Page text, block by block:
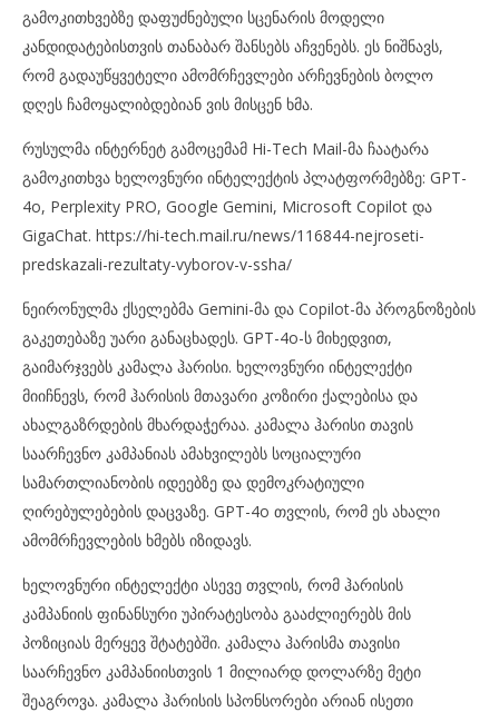
გამოკითხვებზე დაფუძნებული სცენარის მოდელი
კანდიდატებისთვის თანაბარ შანსებს აჩვენებს. ეს ნიშნავს,
რომ გადაუწყვეტელი ამომრჩევლები არჩევნების ბოლო
დღეს ჩამოყალიბდებიან ვის მისცენ ხმა.
რუსულმა ინტერნეტ გამოცემამ Hi-Tech Mail-მა ჩაატარა
გამოკითხვა ხელოვნური ინტელექტის პლატფორმებზე: GPT-
4o, Perplexity PRO, Google Gemini, Microsoft Copilot და
GigaChat. https://hi-tech.mail.ru/news/116844-nejroseti-
predskazali-rezultaty-vyborov-v-ssha/
ნეირონულმა ქსელებმა Gemini-მა და Copilot-მა პროგნოზების
გაკეთებაზე უარი განაცხადეს. GPT-4o-ს მიხედვით,
გაიმარჯვებს კამალა ჰარისი. ხელოვნური ინტელექტი
მიიჩნევს, რომ ჰარისის მთავარი კოზირი ქალებისა და
ახალგაზრდების მხარდაჭერაა. კამალა ჰარისი თავის
საარჩევნო კამპანიას ამახვილებს სოციალური
სამართლიანობის იდეებზე და დემოკრატიული
ღირებულებების დაცვაზე. GPT-4o თვლის, რომ ეს ახალი
ამომრჩევლების ხმებს იზიდავს.
ხელოვნური ინტელექტი ასევე თვლის, რომ ჰარისის
კამპანიის ფინანსური უპირატესობა გააძლიერებს მის
პოზიციას მერყევ შტატებში. კამალა ჰარისმა თავისი
საარჩევნო კამპანიისთვის 1 მილიარდ დოლარზე მეტი
შეაგროვა. კამალა ჰარისის სპონსორები არიან ისეთი